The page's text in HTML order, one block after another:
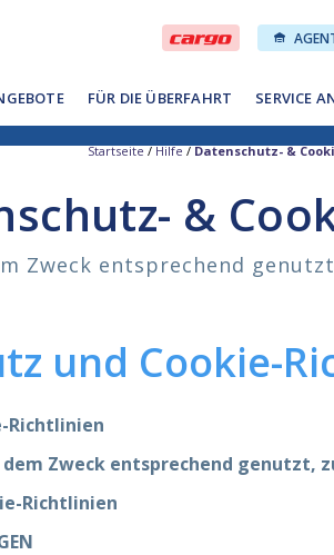
FÜR DIE ÜBERFAHRT SERVICE
Startseite/Hilfe/Datenschutz- &
&
Zweck entsprechend
und Cookie-
Richtlinien
Zweck entsprechend genutzt,
Richtlinien